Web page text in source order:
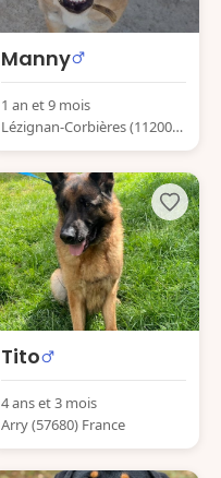
Manny
1 an et 9 mois
Lézignan-Corbières (11200)
France
Tito
4 ans et 3 mois
Arry (57680) France